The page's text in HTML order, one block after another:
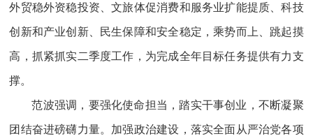
外贸稳外资稳投资、文旅体促消费和服务业扩能提质、科技
创新和产业创新、民生保障和安全稳定，乘势而上、跳起摸
高，抓紧抓实二季度工作，为完成全年目标任务提供有力支
撑。
范波强调，要强化使命担当，踏实干事创业，不断凝聚
团结奋进磅礴力量。加强政治建设，落实全面从严治党各项